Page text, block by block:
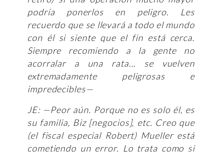
podría ponerlos en peligro. Les
recuerdo que se llevará a todo el mundo
con él si siente que el fin está cerca.
Siempre recomiendo a la gente no
acorralar a una rata... se vuelven
extremadamente peligrosas e
impredecibles—
JE: —Peor aún. Porque no es solo él, es
su familia, Biz [negocios], etc. Creo que
(el fiscal especial Robert) Mueller está
cometiendo un error. Lo trata como si